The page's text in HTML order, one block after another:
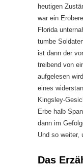
heutigen
war ein
Florida
tumbe
ist dann der
treibend von
aufgelesen
eines
Kingsley-
Erbe halb
dann im
Und so weiter,
Das